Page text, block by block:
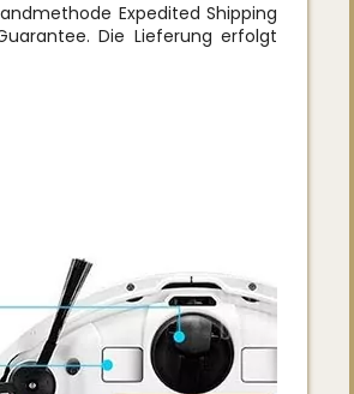
Expedited Shipping
Die Lieferung erfolgt